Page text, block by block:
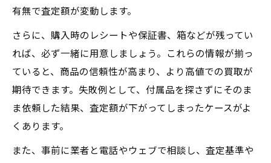
有無で査定額が変動します。
さらに、購入時のレシートや保証書、箱などが残ってい
れば、必ず一緒に用意しましょう。これらの情報が揃っ
ていると、商品の信頼性が高まり、より高値での買取が
期待できます。失敗例として、付属品を探さずにそのま
ま依頼した結果、査定額が下がってしまったケースがよ
くあります。
また、事前に業者と電話やウェブで相談し、査定基準や